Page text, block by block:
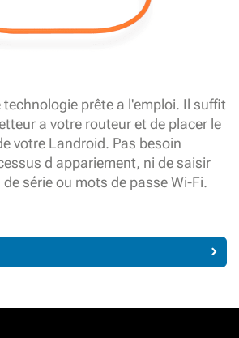
technologie prête a l'emploi. Il suffit
a votre routeur et de placer le
votre Landroid. Pas besoin
d appariement, ni de saisir
série ou mots de passe Wi-Fi.